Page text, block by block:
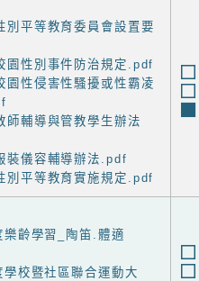
別平等教育委員會設置要
園性別事件防治規定.pdf
園性侵害性騷擾或性霸凌
師輔導與管教學生辦法
裝儀容輔導辦法.pdf
別平等教育實施規定.pdf
樂齡學習_陶笛.體適
校暨社區聯合運動大